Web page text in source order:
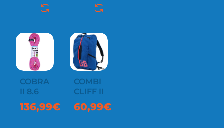
COBRA
II 8.6
136,99€
COMBI
CLIFF II
60,99€